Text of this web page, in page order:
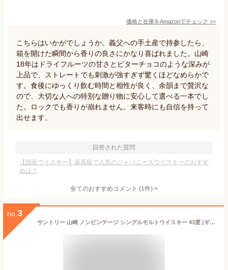
価格と在庫をAmazonでチェック >>
こちらはいかがでしょうか。義父への手土産で持参したら、
箱を開けた瞬間から香りの良さにかなり喜ばれました。山崎
18年はドライフルーツの甘さとビターチョコのような深みが
上品で、ストレートでも刺激が強すぎず驚くほどなめらかで
す。食後にゆっくり飲む時間と相性が良く、余韻まで贅沢な
ので、大切な人への特別な贈り物に安心して選べる一本でし
た。ロックでも香りが崩れません。来客時にも自信を持って
出せます。
回答された質問
【国産ウイスキー】最高級で人気のジャパニーズウイスキーのおすす
めは？
全てのおすすめコメント (1件) >
no. 3
サントリー 山崎 ノンビンテージ シングルモルトウイスキー 43度 (ギフトBOX入り) (新デザイン箱) 700ml